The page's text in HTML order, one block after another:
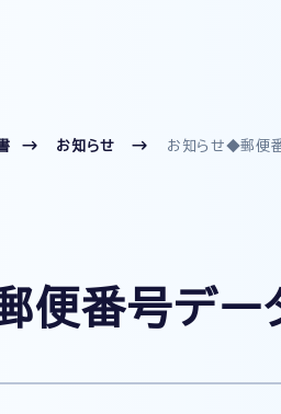
お知らせ お知らせ◆郵便
便番号デ